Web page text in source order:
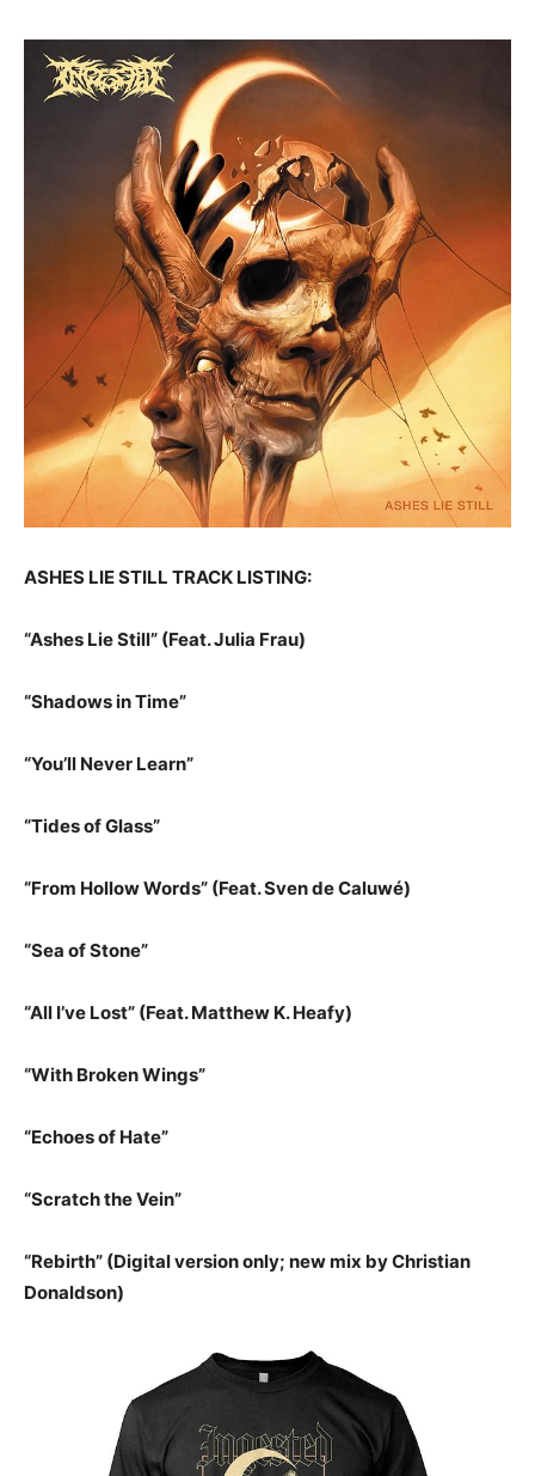
ASHES LIE STILL TRACK LISTING:
“Ashes Lie Still” (Feat. Julia Frau)
“Shadows in Time”
“You’ll Never Learn”
“Tides of Glass”
“From Hollow Words” (Feat. Sven de Caluwé)
“Sea of Stone”
“All I’ve Lost” (Feat. Matthew K. Heafy)
“With Broken Wings”
“Echoes of Hate”
“Scratch the Vein”
“Rebirth” (Digital version only; new mix by Christian
Donaldson)